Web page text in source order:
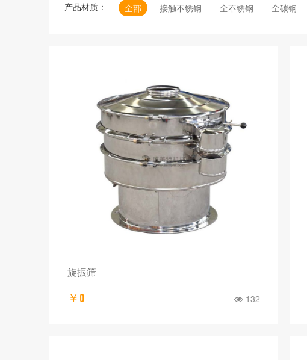
产品材质： 全部 接触不锈钢 全不锈钢 全碳钢
旋振筛
￥0 132